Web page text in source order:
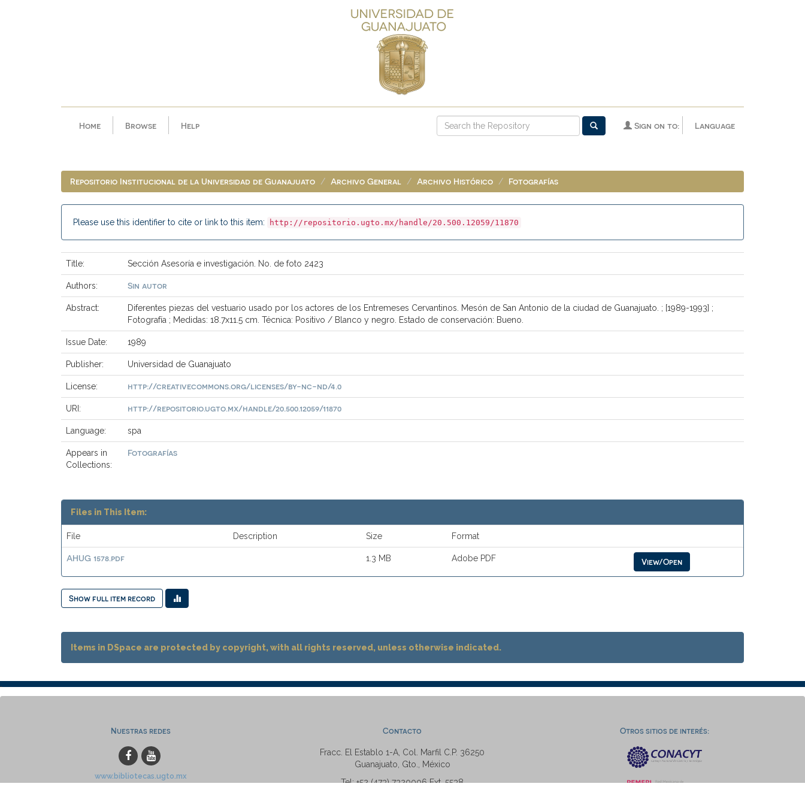
Home Browse Help Language
Sign on to:
Repositorio Institucional de la Universidad de Guanajuato Archivo General Archivo Histórico Fotografías
Please use this identifier to cite or link to this item: http://repositorio.ugto.mx/handle/20.500.12059/11870
Title: Sección Asesoría e investigación. No. de foto 2423
Authors: Sin autor
Abstract:
Diferentes piezas del vestuario usado por los actores de los Entremeses Cervantinos. Mesón de San Antonio de la ciudad de Guanajuato. ; [1989-1993] ;
Fotografía ; Medidas: 18.7x11.5 cm. Técnica: Positivo / Blanco y negro. Estado de conservación: Bueno.
Issue Date: 1989
Publisher: Universidad de Guanajuato
License: http://creativecommons.org/licenses/by-nc-nd/4.0
URI: http://repositorio.ugto.mx/handle/20.500.12059/11870
Language: spa
Appears in
Collections:
Fotografías
Files in This Item:
File Description Size Format
AHUG 1578.pdf 1.3 MB Adobe PDF View/Open
Show full item record
Items in DSpace are protected by copyright, with all rights reserved, unless otherwise indicated.
Nuestras redes
www.bibliotecas.ugto.mx
Contacto
Fracc. El Establo 1-A, Col. Marfil C.P. 36250
Guanajuato, Gto., México
Tel: +52 (473) 7320006 Ext. 5538
Otros sitios de interés: